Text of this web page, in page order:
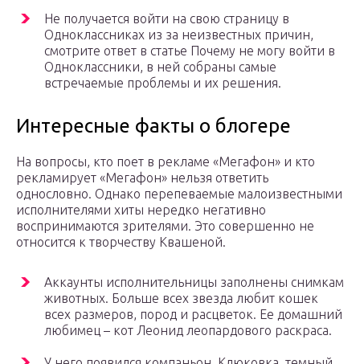
Не получается войти на свою страницу в
Одноклассниках из за неизвестных причин,
смотрите ответ в статье Почему не могу войти в
Одноклассники, в ней собраны самые
встречаемые проблемы и их решения.
Интересные факты о блогере
На вопросы, кто поет в рекламе «Мегафон» и кто
рекламирует «Мегафон» нельзя ответить
однословно. Однако перепеваемые малоизвестными
исполнителями хиты нередко негативно
воспринимаются зрителями. Это совершенно не
относится к творчеству Квашеной.
Аккаунты исполнительницы заполнены снимкам
животных. Больше всех звезда любит кошек
всех размеров, пород и расцветок. Ее домашний
любимец – кот Леонид леопардового раскраса.